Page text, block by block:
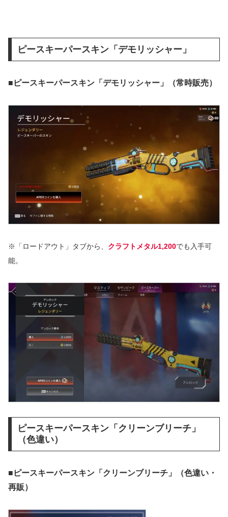
ピースキーパースキン「デモリッシャー」
■ピースキーパースキン「デモリッシャー」（常時販売）
※「ロードアウト」タブから、 クラフトメタル1,200でも入手可
能。
ピースキーパースキン「クリーンブリーチ」
（色違い）
■ピースキーパースキン「クリーンブリーチ」（色違い・
再販）